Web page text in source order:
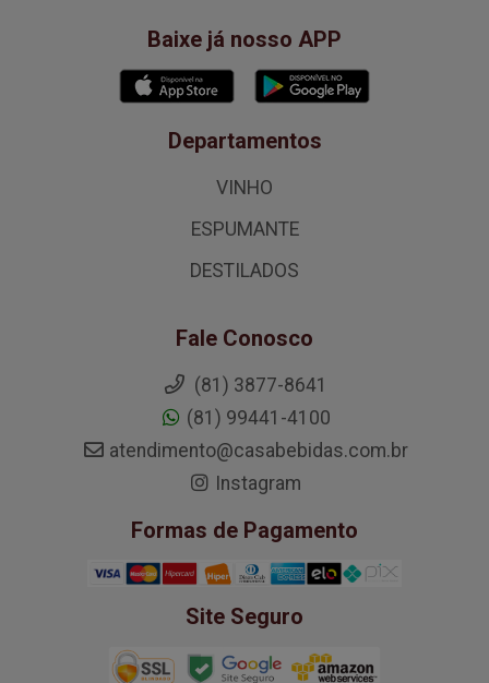
Baixe já nosso APP
Departamentos
VINHO
ESPUMANTE
DESTILADOS
Fale Conosco
(81) 3877-8641
(81) 99441-4100
atendimento@casabebidas.com.br
Instagram
Formas de Pagamento
Site Seguro